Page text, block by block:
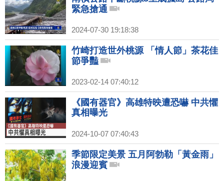
緊急搶通
2024-07-30 19:18:38
竹崎打造世外桃源 「情人節」茶花佳
節爭豔
2023-02-14 07:40:12
《國有器官》高雄特映遭恐嚇 中共懼
真相曝光
2024-10-07 07:40:43
季節限定美景 五月阿勃勒「黃金雨」
浪漫迎賓